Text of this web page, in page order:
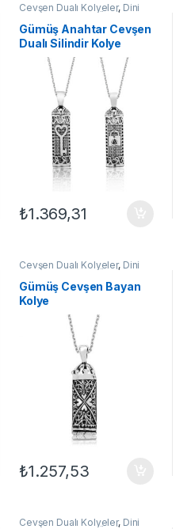
Cevşen Dualı Kolyeler, Dini
Motifli Kolyeler
GÜMÜŞ TAKI
Kadın Kolyeleri,Kolye
Gümüş Anahtar Cevşen
Dualı Silindir Kolye
₺1.369,31
Cevşen Dualı Kolyeler, Dini
Kadın Kolyeleri,Kolye
Gümüş Cevşen Bayan
Kolye
₺1.257,53
Cevşen Dualı Kolyeler, Dini